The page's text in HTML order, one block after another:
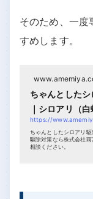
そのため、一度
すめします。
ちゃんとした
｜シロアリ（
https://
ちゃんとしたシロアリ
駆除対策なら株式会社
相談ください。